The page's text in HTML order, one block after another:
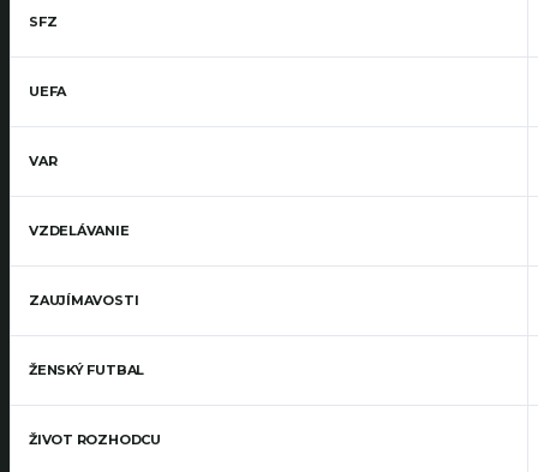
SFZ
UEFA
VAR
VZDELÁVANIE
ZAUJÍMAVOSTI
ŽENSKÝ FUTBAL
ŽIVOT ROZHODCU